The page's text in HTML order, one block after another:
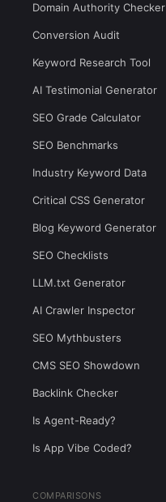
Domain Authority Checker
Conversion Audit
Keyword Research Tool
AI Testimonial Generator
SEO Grade Calculator
SEO Benchmarks
Industry Keyword Data
Critical CSS Generator
Blog Keyword Generator
SEO Checklists
LLM.txt Generator
AI Crawler Inspector
SEO Mythbusters
CMS SEO Showdown
Backlink Checker
Is Agent-Ready?
Is App Vibe Coded?
COMPARISONS